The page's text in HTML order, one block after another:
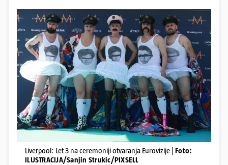
Liverpool: Let 3 na ceremoniji otvaranja Eurovizije | Foto:
ILUSTRACIJA/Sanjin Strukic/PIXSELL